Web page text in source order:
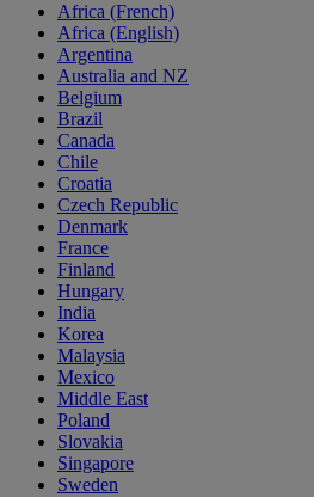
Africa (French)
Africa (English)
Argentina
Australia and NZ
Belgium
Brazil
Canada
Chile
Croatia
Czech Republic
Denmark
France
Finland
Hungary
India
Korea
Malaysia
Mexico
Middle East
Poland
Slovakia
Singapore
Sweden